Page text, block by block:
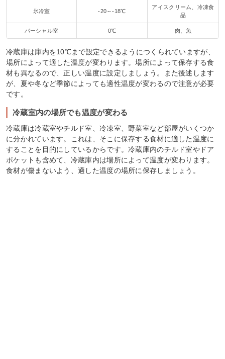
氷冷室 -20～-18℃
アイスクリーム、冷凍食
品
パーシャル室 0℃ 肉、魚
冷蔵庫は庫内を10℃まで設定できるようにつくられていますが、
場所によって適した温度が変わります。場所によって保存する食
材も異なるので、正しい温度に設定しましょう。また後述します
が、夏や冬など季節によっても適性温度が変わるので注意が必要
です。
冷蔵室内の場所でも温度が変わる
冷蔵庫は冷蔵室やチルド室、冷凍室、野菜室など部屋がいくつか
に分かれています。これは、そこに保存する食材に適した温度に
することを目的にしているからです。冷蔵庫内のチルド室やドア
ポケットも含めて、冷蔵庫内は場所によって温度が変わります。
食材が傷まないよう、適した温度の場所に保存しましょう。